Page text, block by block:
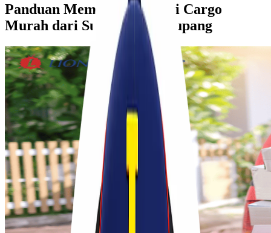
Panduan Memilih Ekspedisi Cargo
Murah dari Surabaya ke Kupang